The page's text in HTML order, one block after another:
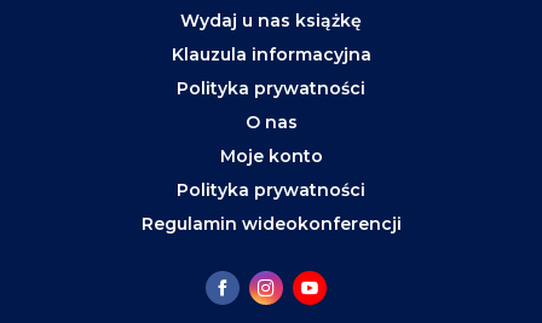
Wydaj u nas książkę
Klauzula informacyjna
Polityka prywatności
O nas
Moje konto
Polityka prywatności
Regulamin wideokonferencji